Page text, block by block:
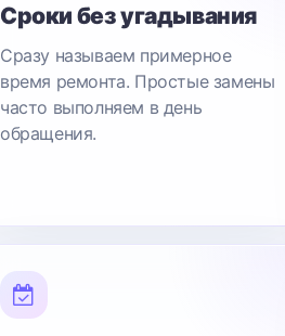
Сроки без угадывания
Сразу называем примерное
время ремонта. Простые замены
часто выполняем в день
обращения.